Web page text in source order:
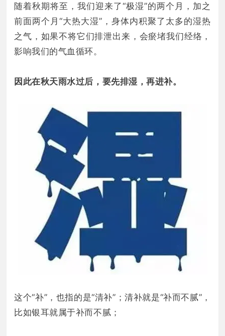
随着秋期将至，我们迎来了“极湿”的两个月，加之
前面两个月“大热大湿”，身体内积聚了太多的湿热
之气，如果不将它们排泄出来，会瘀堵我们经络，
影响我们的气血循环。
因此在秋天雨水过后，要先排湿，再进补。
这个“补”，也指的是“清补”；清补就是“补而不腻”，
比如银耳就属于补而不腻；